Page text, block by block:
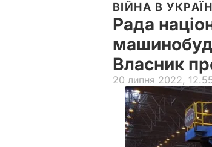
ВІЙНА В
Рада
Власник
20 липня 2022,